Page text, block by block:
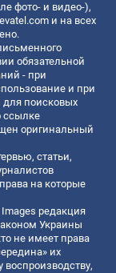
фото- и видео-),
и на всех
обязательной
- при
и при
поисковых
ссылке
оригинальный
статьи,
на которые
редакция
Украины
не имеет права
их